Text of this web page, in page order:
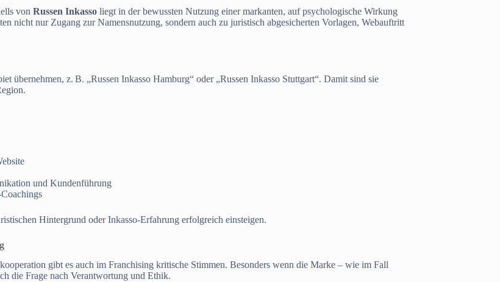
vonRussen Inkasso liegt in der bewussten Nutzung einer markanten, auf psychologische Wirkung
nicht nur Zugang zur Namensnutzung, sondern auch zu juristisch abgesicherten Vorlagen, Webauftritt
übernehmen, z. B. „Russen Inkasso Hamburg“ oder „Russen Inkasso Stuttgart“. Damit sind sie
und Kundenführung
Hintergrund oder Inkasso-Erfahrung erfolgreich einsteigen.
gibt es auch im Franchising kritische Stimmen. Besonders wenn die Marke – wie im Fall
die Frage nach Verantwortung und Ethik.